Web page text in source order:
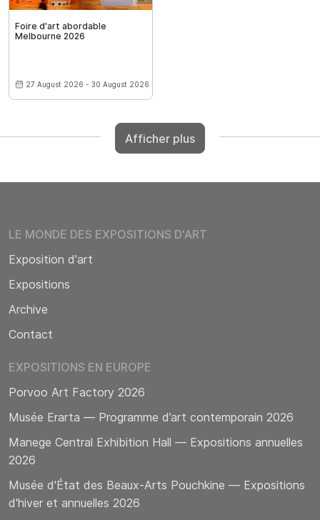
Foire d'art abordable
Melbourne 2026
27 August 2026 - 30 August 2026
Afficher plus
LE MONDE DES EXPOSITIONS D'ART
Exposition d'art
Expositions
Archive
Contact
EXPOSITIONS EN EUROPE
Porvoo Art Factory 2026
Musée Erarta — Programme d’art contemporain 2026
Manege Central Exhibition Hall — Expositions annuelles
2026
Musée d'État des Beaux-Arts Pouchkine — Expositions
d'hiver et annuelles 2026